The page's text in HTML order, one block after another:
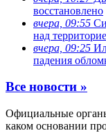
восстановлено
вчера, 09:55
над
вчера, 09:25
падения
Все новости »
Официальные
каком основании